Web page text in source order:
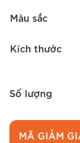
Màu sắc
Kích thước
Số lượng
MÃ GIẢM